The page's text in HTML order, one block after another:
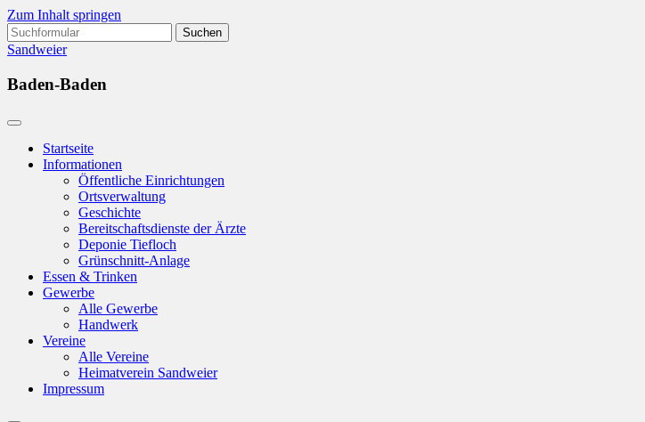
Zum Inhalt springen
Suchen
nach:
Sandweier
Baden-Baden
Startseite
Informationen
Öffentliche Einrichtungen
Ortsverwaltung
Geschichte
Bereitschaftsdienste der Ärzte
Deponie Tiefloch
Grünschnitt-Anlage
Essen & Trinken
Gewerbe
Alle Gewerbe
Handwerk
Vereine
Alle Vereine
Heimatverein Sandweier
Impressum